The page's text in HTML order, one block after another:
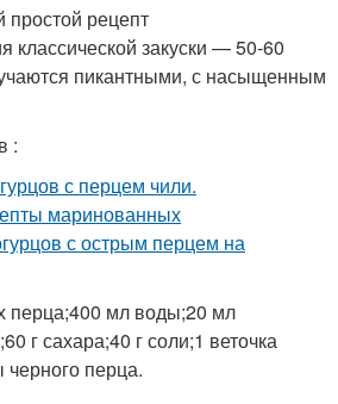
простой рецепт
классической закуски — 50-60
пикантными, с насыщенным
:
перца;400 мл воды;20 мл
г сахара;40 г соли;1 веточка
черного перца.